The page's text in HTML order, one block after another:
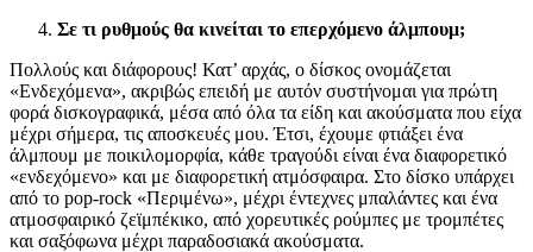
Σε τι ρυθμούς θα κινείται το επερχόμενο άλμπουμ;
Πολλούς και διάφορους! Κατ’ αρχάς, ο δίσκος ονομάζεται
«Ενδεχόμενα», ακριβώς επειδή με αυτόν συστήνομαι για πρώτη
φορά δισκογραφικά, μέσα από όλα τα είδη και ακούσματα που είχα
μέχρι σήμερα, τις αποσκευές μου. Έτσι, έχουμε φτιάξει ένα
άλμπουμ με ποικιλομορφία, κάθε τραγούδι είναι ένα διαφορετικό
«ενδεχόμενο» και με διαφορετική ατμόσφαιρα. Στο δίσκο υπάρχει
από το pop-rock «Περιμένω», μέχρι έντεχνες μπαλάντες και ένα
ατμοσφαιρικό ζεϊμπέκικο, από χορευτικές ρούμπες με τρομπέτες
και σαξόφωνα μέχρι παραδοσιακά ακούσματα.